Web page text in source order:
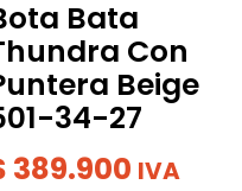
Bata
Con
Beige
34-27
389.900 IVA